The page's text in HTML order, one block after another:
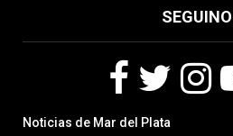
a
w
Noticias de Mar del Plata